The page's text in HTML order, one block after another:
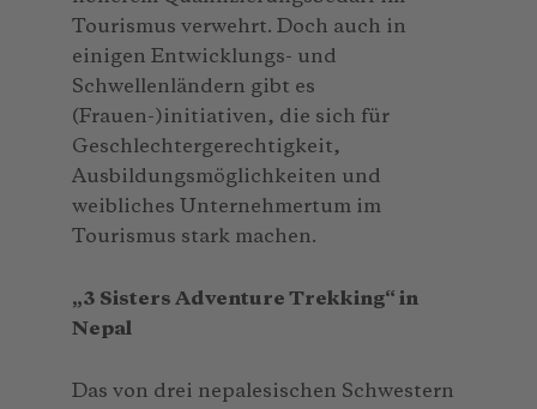
Tourismus verwehrt. Doch auch in
einigen Entwicklungs- und
Schwellenländern gibt es
(Frauen-)initiativen, die sich für
Geschlechtergerechtigkeit,
Ausbildungsmöglichkeiten und
weibliches Unternehmertum im
Tourismus stark machen.
„3 Sisters Adventure Trekking“ in
Nepal
Das von drei nepalesischen Schwestern